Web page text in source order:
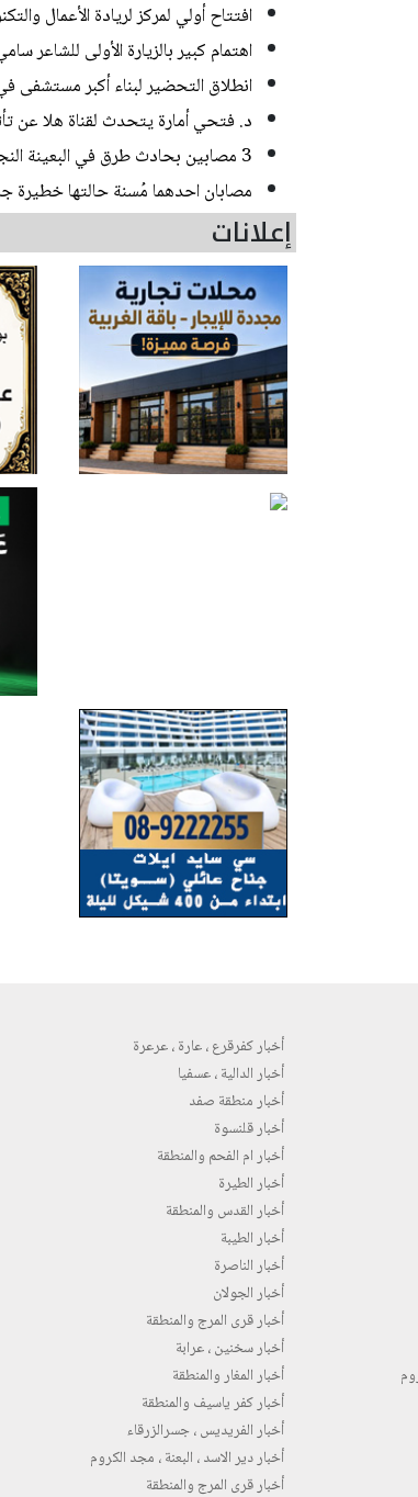
افتتاح أولي لمركز لريادة الأعمال
اهتمام كبير بالزيارة الأولى للشاعر
انطلاق التحضير لبناء أكبر مستشفى
د. فتحي أمارة يتحدث لقناة هلا عن
3 مصابين بحادث طرق في البعينة النجيدات
مصابان احدهما مُسنة حالتها
إعلانات
أخبار كفرقرع ، عارة ، عرعرة
أخبار الدالية ، عسفيا
أخبار منطقة صفد
أخبار قلنسوة
أخبار ام الفحم والمنطقة
أخبار الطيرة
أخبار القدس والمنطقة
أخبار الطيبة
أخبار الناصرة
أخبار الجولان
أخبار قرى المرج والمنطقة
أخبار سخنين ، عرابة
أخبار المغار والمنطقة
أخبار كفر ياسيف والمنطقة
أخبار الفريديس ، جسرالزرقاء
أخبار دير الاسد ، البعنة ، مجد الكروم
أخبار قرى المرج والمنطقة